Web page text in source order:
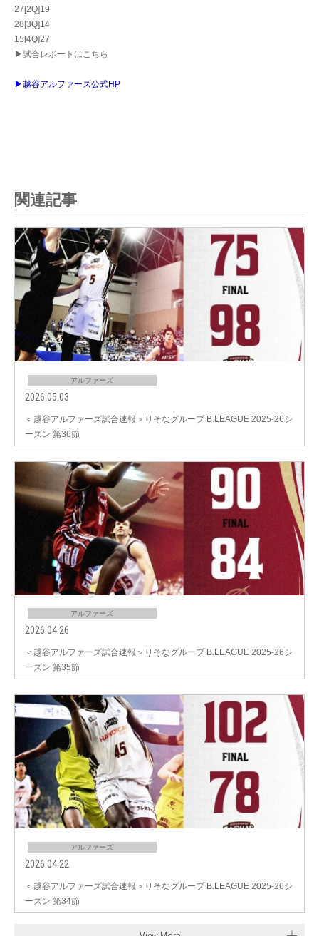
27[2Q]19
28[3Q]14
15[4Q]27
▶試合レポートはこちら
▶越谷アルファーズ公式HP
関連記事
アルファーズ
2026.05.03
＜越谷アルファーズ試合速報＞りそなグループ B.LEAGUE 2025-26シ
ーズン 第36節
アルファーズ
2026.04.26
＜越谷アルファーズ試合速報＞りそなグループ B.LEAGUE 2025-26シ
ーズン 第35節
アルファーズ
2026.04.22
＜越谷アルファーズ試合速報＞りそなグループ B.LEAGUE 2025-26シ
ーズン 第34節